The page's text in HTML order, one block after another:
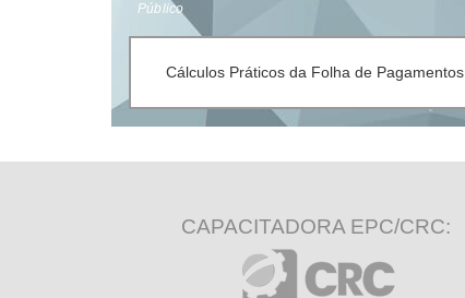
Público
Cálculos Práticos da Folha de Pagamentos
CAPACITADORA EPC/CRC: